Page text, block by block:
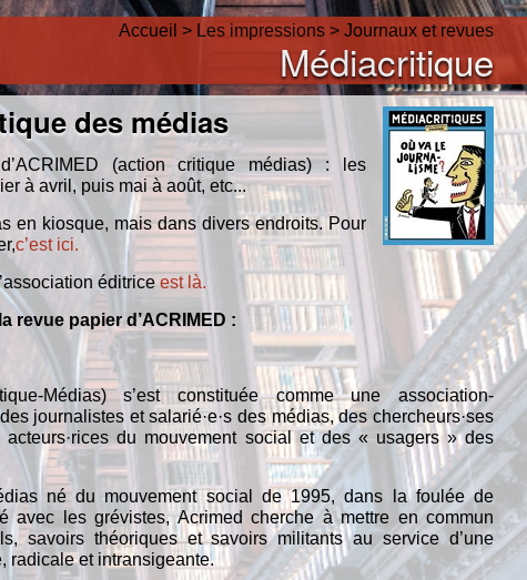
Accueil > Les impressions > Journaux et revues
Médiacritique
des médias
(action critique médias) : les
à avril, puis mai à août, etc...
en kiosque, mais dans divers endroits. Pour
c’est ici.
éditriceest là.
revue papier d’ACRIMED :
Médias) s’est constituée comme une association-
journalistes et salarié·e·s des médias, des chercheurs·ses
acteurs·rices du mouvement social et des « usagers » des
né du mouvement social de 1995, dans la foulée de
avec les grévistes, Acrimed cherche à mettre en commun
savoirs théoriques et savoirs militants au service d’une
radicale et intransigeante.